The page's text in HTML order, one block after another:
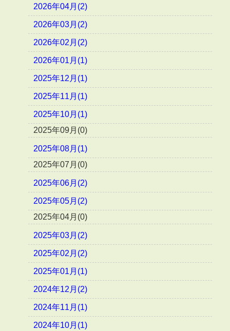
2026年04月(2)
2026年03月(2)
2026年02月(2)
2026年01月(1)
2025年12月(1)
2025年11月(1)
2025年10月(1)
2025年09月(0)
2025年08月(1)
2025年07月(0)
2025年06月(2)
2025年05月(2)
2025年04月(0)
2025年03月(2)
2025年02月(2)
2025年01月(1)
2024年12月(2)
2024年11月(1)
2024年10月(1)